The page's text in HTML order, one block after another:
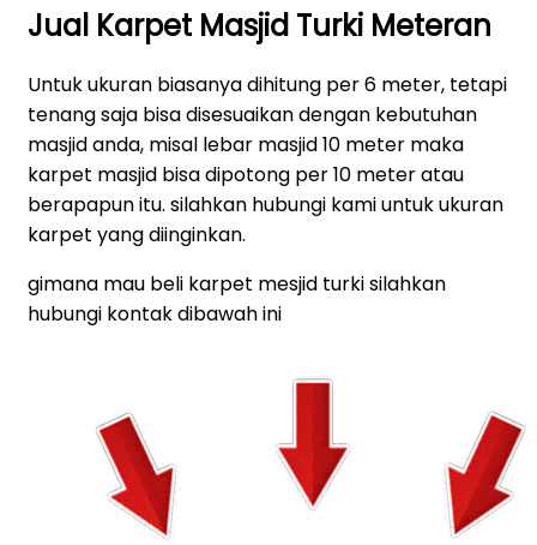
Jual Karpet Masjid Turki Meteran
Untuk ukuran biasanya dihitung per 6 meter, tetapi
tenang saja bisa disesuaikan dengan kebutuhan
masjid anda, misal lebar masjid 10 meter maka
karpet masjid bisa dipotong per 10 meter atau
berapapun itu. silahkan hubungi kami untuk ukuran
karpet yang diinginkan.
gimana mau beli karpet mesjid turki silahkan
hubungi kontak dibawah ini